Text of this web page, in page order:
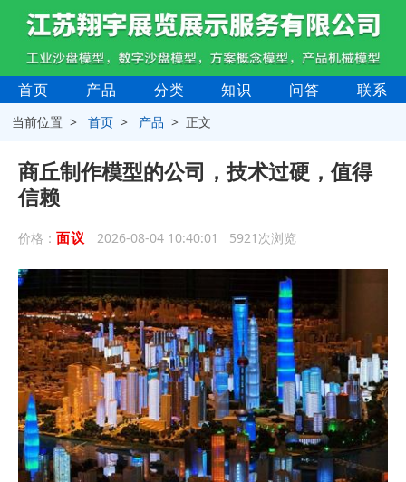
首页 产品 分类 知识 问答 联系
当前位置 >首页 > 产品 > 正文
商丘制作模型的公司，技术过硬，值得
信赖
价格： 面议 2026-08-04 10:40:01 5921次浏览